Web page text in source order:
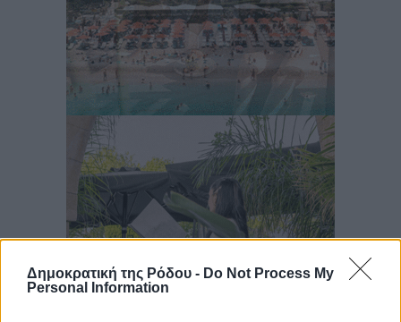
Δημοκρατική της Ρόδου - Do Not Process My
Personal Information